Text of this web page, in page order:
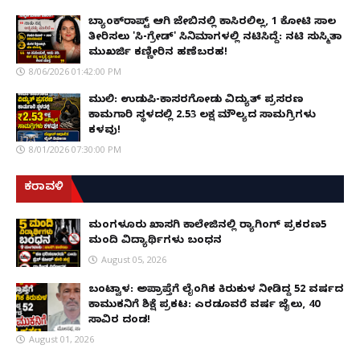
ಬ್ಯಾಂಕ್‌ರಾಪ್ಟ್‌ ಆಗಿ ಜೇಬಿನಲ್ಲಿ ಕಾಸಿರಲಿಲ್ಲ, ₹1 ಕೋಟಿ ಸಾಲ
ತೀರಿಸಲು 'ಸಿ-ಗ್ರೇಡ್' ಸಿನಿಮಾಗಳಲ್ಲಿ ನಟಿಸಿದ್ದೆ: ನಟಿ ಸುಸ್ಮಿತಾ
ಮುಖರ್ಜಿ ಕಣ್ಣೀರಿನ ಹಣೆಬರಹ!
8/06/2026 01:42:00 PM
ಮುಲ್ಕಿ: ಉಡುಪಿ-ಕಾಸರಗೋಡು ವಿದ್ಯುತ್ ಪ್ರಸರಣ
ಕಾಮಗಾರಿ ಸ್ಥಳದಲ್ಲಿ ₹2.53 ಲಕ್ಷ ಮೌಲ್ಯದ ಸಾಮಗ್ರಿಗಳು
ಕಳವು!
8/01/2026 07:30:00 PM
ಕರಾವಳಿ
ಮಂಗಳೂರು ಖಾಸಗಿ ಕಾಲೇಜಿನಲ್ಲಿ ರ‌್ಯಾಗಿಂಗ್ ಪ್ರಕರಣ5
ಮಂದಿ ವಿದ್ಯಾರ್ಥಿಗಳು ಬಂಧನ
August 05, 2026
ಬಂಟ್ವಾಳ: ಅಪ್ರಾಪ್ತೆಗೆ ಲೈಂಗಿಕ ಕಿರುಕುಳ ನೀಡಿದ್ದ 52 ವರ್ಷದ
ಕಾಮುಕನಿಗೆ ಶಿಕ್ಷೆ ಪ್ರಕಟ: ಎರಡೂವರೆ ವರ್ಷ ಜೈಲು, ₹40
ಸಾವಿರ ದಂಡ!
August 01, 2026